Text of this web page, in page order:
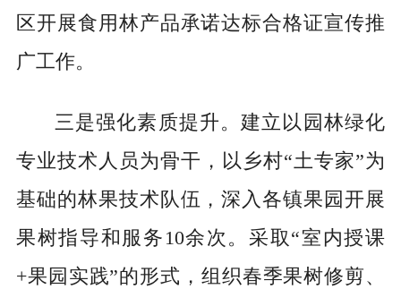
区开展食用林产品承诺达标合格证宣传推
广工作。
三是强化素质提升。建立以园林绿化
专业技术人员为骨干，以乡村“土专家”为
基础的林果技术队伍，深入各镇果园开展
果树指导和服务10余次。采取“室内授课
+果园实践”的形式，组织春季果树修剪、